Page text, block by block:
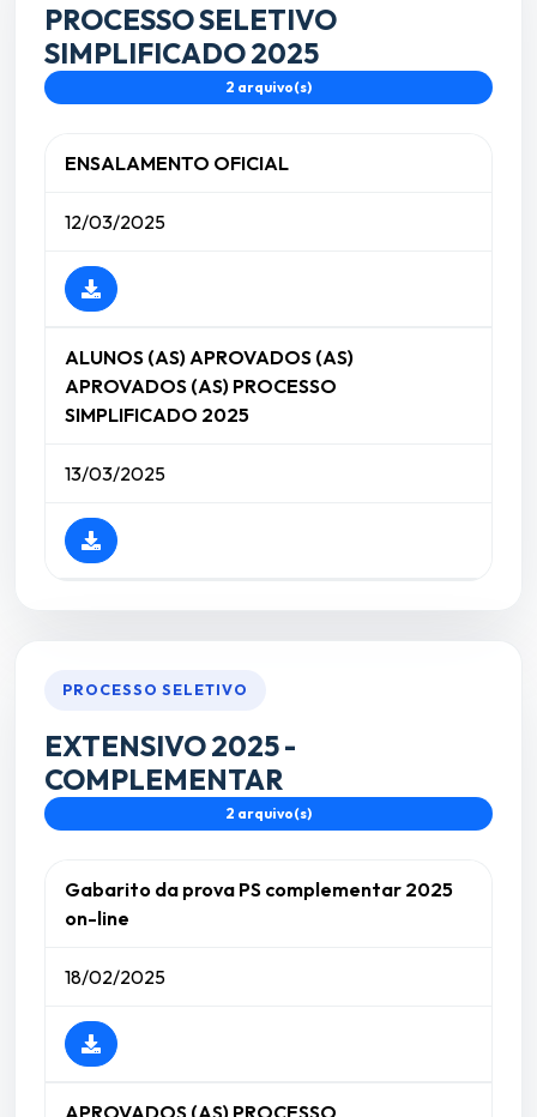
PROCESSO SELETIVO
SIMPLIFICADO 2025
2 arquivo(s)
ENSALAMENTO OFICIAL
12/03/2025
ALUNOS (AS) APROVADOS (AS)
APROVADOS (AS) PROCESSO
SIMPLIFICADO 2025
13/03/2025
PROCESSO SELETIVO
EXTENSIVO 2025 -
COMPLEMENTAR
2 arquivo(s)
Gabarito da prova PS complementar 2025
on-line
18/02/2025
APROVADOS (AS) PROCESSO